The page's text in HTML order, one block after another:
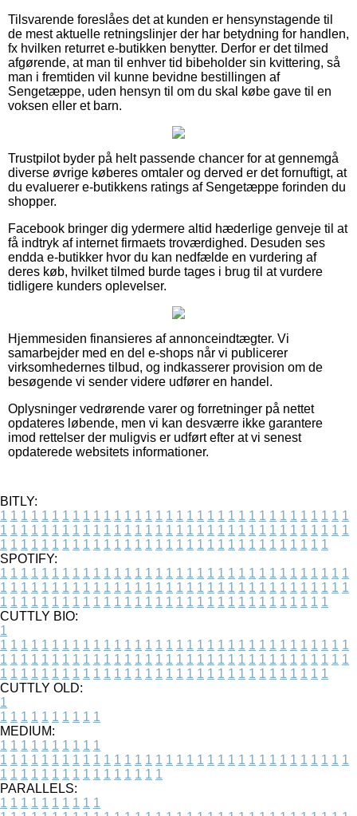
Tilsvarende foreslåes det at kunden er hensynstagende til
de mest aktuelle retningslinjer der har betydning for handlen,
fx hvilken returret e-butikken benytter. Derfor er det tilmed
afgørende, at man til enhver tid bibeholder sin kvittering, så
man i fremtiden vil kunne bevidne bestillingen af
Sengetæppe, uden hensyn til om du skal købe gave til en
voksen eller et barn.
Trustpilot byder på helt passende chancer for at gennemgå
diverse øvrige køberes omtaler og derved er det fornuftigt, at
du evaluerer e-butikkens ratings af Sengetæppe forinden du
shopper.
Facebook bringer dig ydermere altid hæderlige genveje til at
få indtryk af internet firmaets troværdighed. Desuden ses
endda e-butikker hvor du kan nedfælde en vurdering af
deres køb, hvilket tilmed burde tages i brug til at vurdere
tidligere kunders oplevelser.
Hjemmesiden finansieres af annonceindtægter. Vi
samarbejder med en del e-shops når vi publicerer
virksomhedernes tilbud, og indkasserer provision om de
besøgende vi sender videre udfører en handel.
Oplysninger vedrørende varer og forretninger på nettet
opdateres løbende, men vi kan desværre ikke garantere
imod rettelser der muligvis er udført efter at vi senest
opdaterede websitets informationer.
BITLY:
1 1 1 1 1 1 1 1 1 1 1 1 1 1 1 1 1 1 1 1 1 1 1 1 1 1 1 1 1 1 1 1 1 1
1 1 1 1 1 1 1 1 1 1 1 1 1 1 1 1 1 1 1 1 1 1 1 1 1 1 1 1 1 1 1 1 1 1
1 1 1 1 1 1 1 1 1 1 1 1 1 1 1 1 1 1 1 1 1 1 1 1 1 1 1 1 1 1 1 1
SPOTIFY:
1 1 1 1 1 1 1 1 1 1 1 1 1 1 1 1 1 1 1 1 1 1 1 1 1 1 1 1 1 1 1 1 1 1
1 1 1 1 1 1 1 1 1 1 1 1 1 1 1 1 1 1 1 1 1 1 1 1 1 1 1 1 1 1 1 1 1 1
1 1 1 1 1 1 1 1 1 1 1 1 1 1 1 1 1 1 1 1 1 1 1 1 1 1 1 1 1 1 1 1
CUTTLY BIO:
1
1 1 1 1 1 1 1 1 1 1 1 1 1 1 1 1 1 1 1 1 1 1 1 1 1 1 1 1 1 1 1 1 1 1
1 1 1 1 1 1 1 1 1 1 1 1 1 1 1 1 1 1 1 1 1 1 1 1 1 1 1 1 1 1 1 1 1 1
1 1 1 1 1 1 1 1 1 1 1 1 1 1 1 1 1 1 1 1 1 1 1 1 1 1 1 1 1 1 1 1
CUTTLY OLD:
1
1 1 1 1 1 1 1 1 1 1
MEDIUM:
1 1 1 1 1 1 1 1 1 1
1 1 1 1 1 1 1 1 1 1 1 1 1 1 1 1 1 1 1 1 1 1 1 1 1 1 1 1 1 1 1 1 1 1
1 1 1 1 1 1 1 1 1 1 1 1 1 1 1 1
PARALLELS:
1 1 1 1 1 1 1 1 1 1